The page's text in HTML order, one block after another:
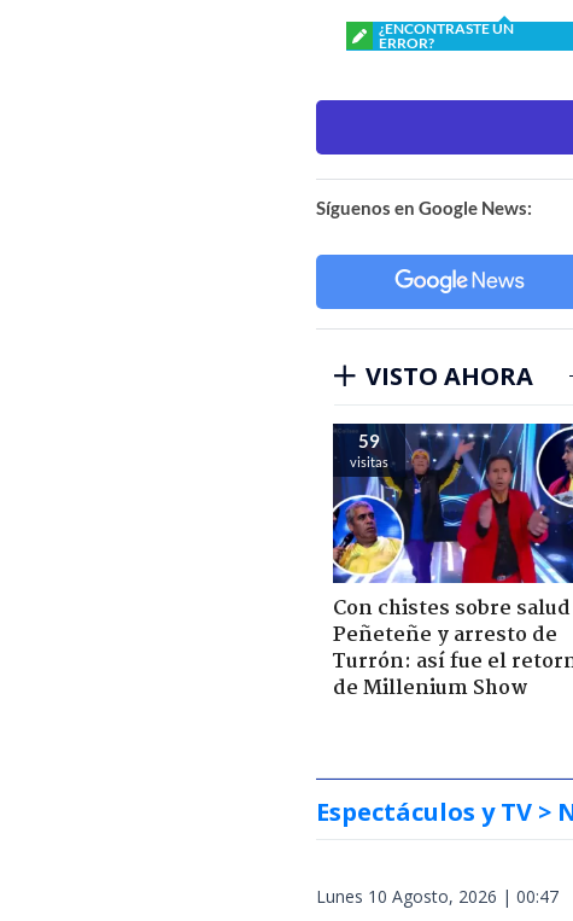
¿ENCONTRASTE UN
ERROR?
Síguenos en Google News:
VISTO AHORA
59
visitas
Con chistes sobre
Peñeteñe y arresto de
Turrón: así fue el
de Millenium Show
Espectáculos y TV >
Lunes 10 Agosto, 2026 | 00:47